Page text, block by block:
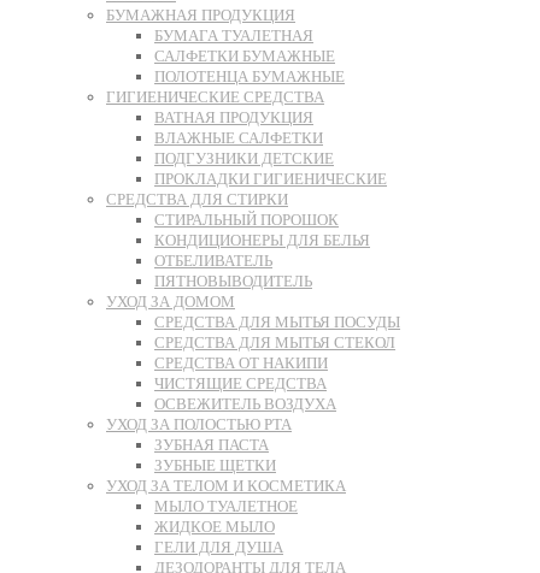
БУМАЖНАЯ ПРОДУКЦИЯ
БУМАГА ТУАЛЕТНАЯ
САЛФЕТКИ БУМАЖНЫЕ
ПОЛОТЕНЦА БУМАЖНЫЕ
ГИГИЕНИЧЕСКИЕ СРЕДСТВА
ВАТНАЯ ПРОДУКЦИЯ
ВЛАЖНЫЕ САЛФЕТКИ
ПОДГУЗНИКИ ДЕТСКИЕ
ПРОКЛАДКИ ГИГИЕНИЧЕСКИЕ
СРЕДСТВА ДЛЯ СТИРКИ
СТИРАЛЬНЫЙ ПОРОШОК
КОНДИЦИОНЕРЫ ДЛЯ БЕЛЬЯ
ОТБЕЛИВАТЕЛЬ
ПЯТНОВЫВОДИТЕЛЬ
УХОД ЗА ДОМОМ
СРЕДСТВА ДЛЯ МЫТЬЯ ПОСУДЫ
СРЕДСТВА ДЛЯ МЫТЬЯ СТЕКОЛ
СРЕДСТВА ОТ НАКИПИ
ЧИСТЯЩИЕ СРЕДСТВА
ОСВЕЖИТЕЛЬ ВОЗДУХА
УХОД ЗА ПОЛОСТЬЮ РТА
ЗУБНАЯ ПАСТА
ЗУБНЫЕ ЩЕТКИ
УХОД ЗА ТЕЛОМ И КОСМЕТИКА
МЫЛО ТУАЛЕТНОЕ
ЖИДКОЕ МЫЛО
ГЕЛИ ДЛЯ ДУША
ДЕЗОДОРАНТЫ ДЛЯ ТЕЛА